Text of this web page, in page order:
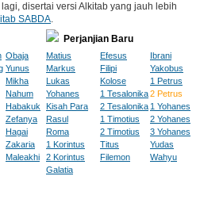
disertai versi Alkitab yang jauh lebih
SABDA.
Perjanjian Baru
Obaja
Yunus
Mikha
Nahum
Habakuk
Zefanya
Hagai
Zakaria
Maleakhi
Matius
Markus
Lukas
Yohanes
Kisah Para
Rasul
Roma
1 Korintus
2 Korintus
Galatia
Efesus
Filipi
Kolose
1 Tesalonika
2 Tesalonika
1 Timotius
2 Timotius
Titus
Filemon
Ibrani
Yakobus
1 Petrus
2 Petrus
1 Yohanes
2 Yohanes
3 Yohanes
Yudas
Wahyu